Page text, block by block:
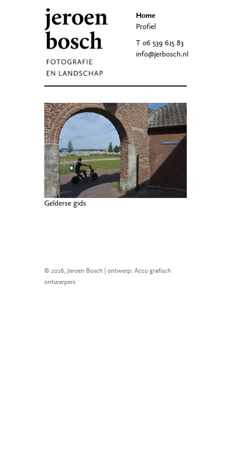
Home
Profiel
T 06 539 615 83
info@jerbosch.nl
Gelderse gids
© 2026, Jeroen Bosch | ontwerp: Accu grafisch
ontwerpers